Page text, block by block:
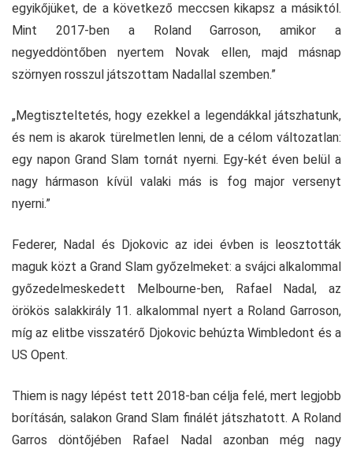
egyikőjüket, de a következő meccsen kikapsz a másiktól.
Mint 2017-ben a Roland Garroson, amikor a
negyeddöntőben nyertem Novak ellen, majd másnap
szörnyen rosszul játszottam Nadallal szemben.”
„Megtiszteltetés, hogy ezekkel a legendákkal játszhatunk,
és nem is akarok türelmetlen lenni, de a célom változatlan:
egy napon Grand Slam tornát nyerni. Egy-két éven belül a
nagy hármason kívül valaki más is fog major versenyt
nyerni.”
Federer, Nadal és Djokovic az idei évben is leosztották
maguk közt a Grand Slam győzelmeket: a svájci alkalommal
győzedelmeskedett Melbourne-ben, Rafael Nadal, az
örökös salakkirály 11. alkalommal nyert a Roland Garroson,
míg az elitbe visszatérő Djokovic behúzta Wimbledont és a
US Opent.
Thiem is nagy lépést tett 2018-ban célja felé, mert legjobb
borításán, salakon Grand Slam finálét játszhatott. A Roland
Garros döntőjében Rafael Nadal azonban még nagy